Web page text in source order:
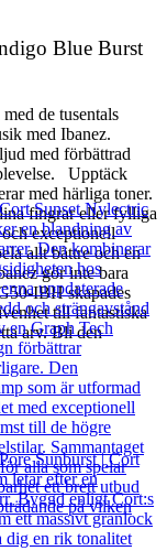
Blue Burst
de tusentals
med Ibanez.
med förbättrad
Upptäck
med härliga toner.
fingrar eller fylliga
exceptionell
allt bättre och en
gör inte bara
IBH skapades
till fantastiska
arv. Bli den